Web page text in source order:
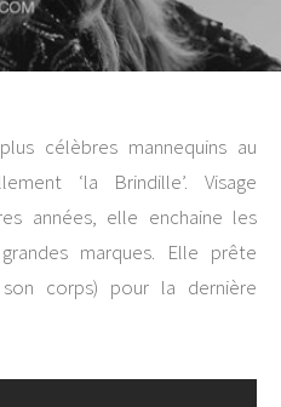
célèbres mannequins au
‘la Brindille’. Visage
années, elle enchaine les
marques. Elle prête
corps) pour la dernière